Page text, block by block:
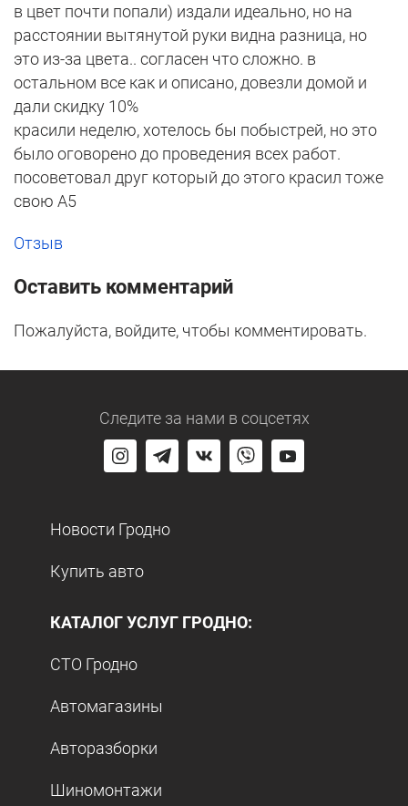
в цвет почти попали) издали идеально, но на
расстоянии вытянутой руки видна разница, но
это из-за цвета.. согласен что сложно. в
остальном все как и описано, довезли домой и
дали скидку 10%
красили неделю, хотелось бы побыстрей, но это
было оговорено до проведения всех работ.
посоветовал друг который до этого красил тоже
свою А5
Отзыв
Оставить комментарий
Пожалуйста, войдите, чтобы комментировать.
Следите за нами в соцсетях
Новости Гродно
Купить авто
КАТАЛОГ УСЛУГ ГРОДНО:
СТО Гродно
Автомагазины
Авторазборки
Шиномонтажи